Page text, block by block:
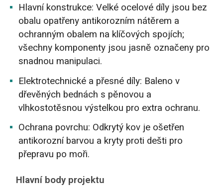
Hlavní konstrukce: Velké ocelové díly jsou bez
obalu opatřeny antikorozním nátěrem a
ochranným obalem na klíčových spojích;
všechny komponenty jsou jasně označeny pro
snadnou manipulaci.
Elektrotechnické a přesné díly: Baleno v
dřevěných bednách s pěnovou a
vlhkostotěsnou výstelkou pro extra ochranu.
Ochrana povrchu: Odkrytý kov je ošetřen
antikorozní barvou a kryty proti dešti pro
přepravu po moři.
Hlavní body projektu